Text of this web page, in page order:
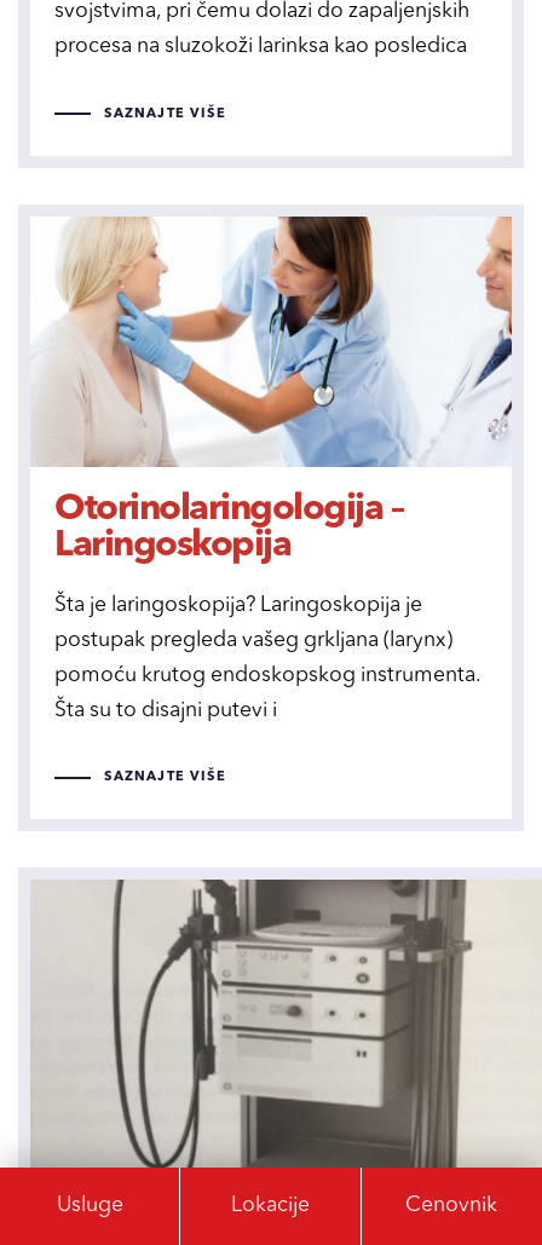
Usluge Lokacije Cenovnik
svojstvima, pri čemu dolazi do zapaljenjskih
procesa na sluzokoži larinksa kao posledica
SAZNAJTE VIŠE
Otorinolaringologija –
Laringoskopija
Šta je laringoskopija? Laringoskopija je
postupak pregleda vašeg grkljana (larynx)
pomoću krutog endoskopskog instrumenta.
Šta su to disajni putevi i
SAZNAJTE VIŠE